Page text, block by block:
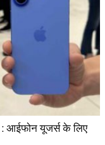
आईफोन यूजर्स के लिए